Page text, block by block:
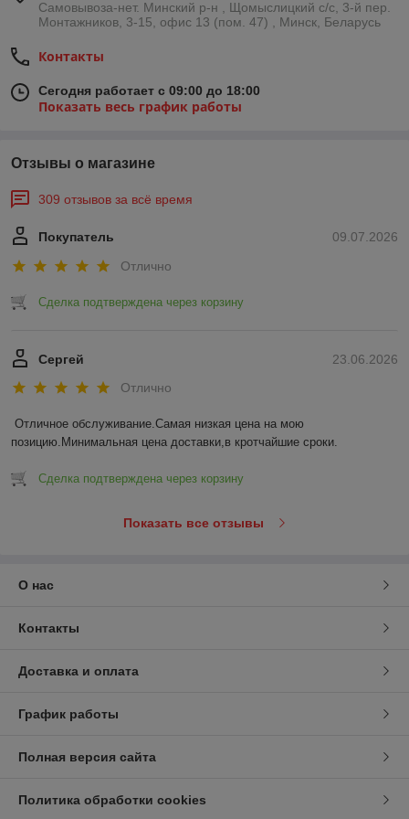
Самовывоза-нет. Минский р-н , Щомыслицкий с/с, 3-й пер.
Монтажников, 3-15, офис 13 (пом. 47) , Минск, Беларусь
Контакты
Сегодня работает с 09:00 до 18:00
Показать весь график работы
Отзывы о магазине
309 отзывов за всё время
09.07.2026
Покупатель
Отлично
Сделка подтверждена через корзину
23.06.2026
Сергей
Отлично
Отличное обслуживание.Самая низкая цена на мою
позицию.Минимальная цена доставки,в кротчайшие сроки.
Сделка подтверждена через корзину
Показать все отзывы
О нас
Контакты
Доставка и оплата
График работы
Полная версия сайта
Политика обработки cookies